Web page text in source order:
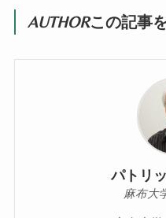
AUTHORこの記事
パトリ
麻布大